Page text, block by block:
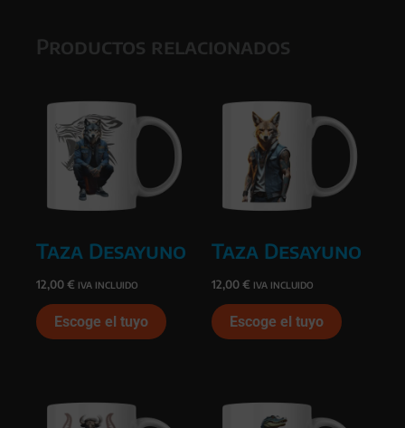
Productos relacionados
Taza Desayuno
12,00€ IVA INCLUIDO
Escoge el tuyo
Taza Desayuno
12,00€ IVA INCLUIDO
Escoge el tuyo